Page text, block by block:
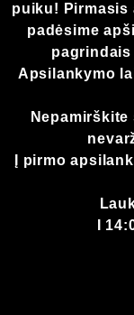
puiku! Pirmasis
padėsime
Apsilankymo
Į pirmo
I